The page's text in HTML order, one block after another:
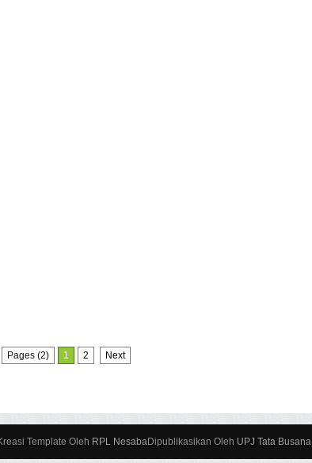
Pages (2) 1 2 Next
Template Oleh RPL NesabaDipublikasikan Oleh UPJ Tata Busana